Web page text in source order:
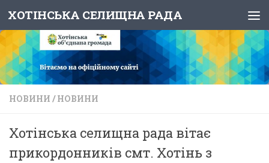
Skip to content
ХОТІНСЬКА СЕЛИЩНА РАДА
НОВИНИ / НОВИНИ
Хотінська селищна рада вітає
прикордонників смт. Хотінь з